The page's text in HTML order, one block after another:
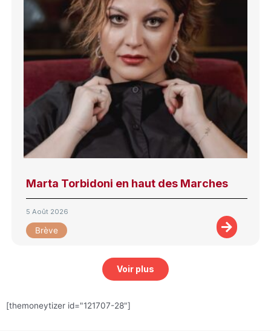
Marta Torbidoni en haut des Marches
5 Août 2026
Brève
Voir plus
[themoneytizer id="121707-28"]